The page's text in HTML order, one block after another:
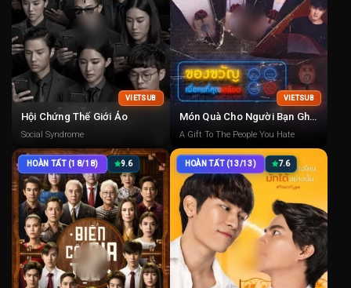
VIETSUB
Hội Chứng Thế Giới Ảo
Social Syndrome
VIETSUB
Món Quà Cho Người Bạn Ghét
A Gift To The People You Hate
HOÀN TẤT (18/18) 9.6 HOÀN TẤT (13/13) 7.6